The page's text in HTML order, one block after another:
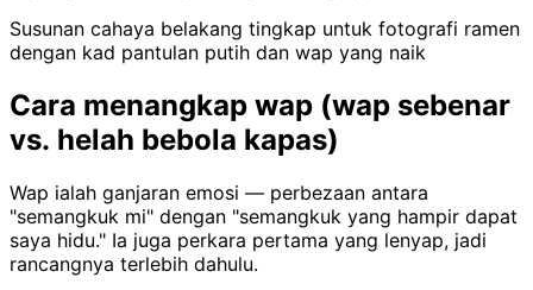
Susunan cahaya belakang tingkap untuk fotografi ramen
dengan kad pantulan putih dan wap yang naik
Cara menangkap wap (wap sebenar
vs. helah bebola kapas)
Wap ialah ganjaran emosi — perbezaan antara
"semangkuk mi" dengan "semangkuk yang hampir dapat
saya hidu." Ia juga perkara pertama yang lenyap, jadi
rancangnya terlebih dahulu.